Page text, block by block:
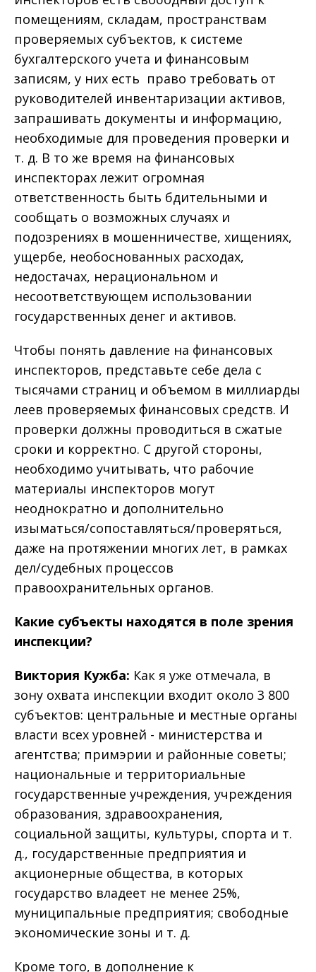
помещениям, складам, пространствам
проверяемых субъектов, к системе
бухгалтерского учета и финансовым
записям, у них есть право требовать от
руководителей инвентаризации активов,
запрашивать документы и информацию,
необходимые для проведения проверки и
т. д. В то же время на финансовых
инспекторах лежит огромная
ответственность быть бдительными и
сообщать о возможных случаях и
подозрениях в мошенничестве, хищениях,
ущербе, необоснованных расходах,
недостачах, нерациональном и
несоответствующем использовании
государственных денег и активов.
Чтобы понять давление на финансовых
инспекторов, представьте себе дела с
тысячами страниц и объемом в миллиарды
леев проверяемых финансовых средств. И
проверки должны проводиться в сжатые
сроки и корректно. С другой стороны,
необходимо учитывать, что рабочие
материалы инспекторов могут
неоднократно и дополнительно
изыматься/сопоставляться/проверяться,
даже на протяжении многих лет, в рамках
дел/судебных процессов
правоохранительных органов.
Какие субъекты находятся в поле зрения
инспекции?
Виктория Кужба: Как я уже отмечала, в
зону охвата инспекции входит около 3 800
субъектов: центральные и местные органы
власти всех уровней - министерства и
агентства; примэрии и районные советы;
национальные и территориальные
государственные учреждения, учреждения
образования, здравоохранения,
социальной защиты, культуры, спорта и т.
д., государственные предприятия и
акционерные общества, в которых
государство владеет не менее 25%,
муниципальные предприятия; свободные
экономические зоны и т. д.
Кроме того, в дополнение к